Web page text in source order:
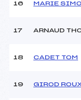
16 MARIE
17 ARNAUD
18 CADET TOM
19 GIROD